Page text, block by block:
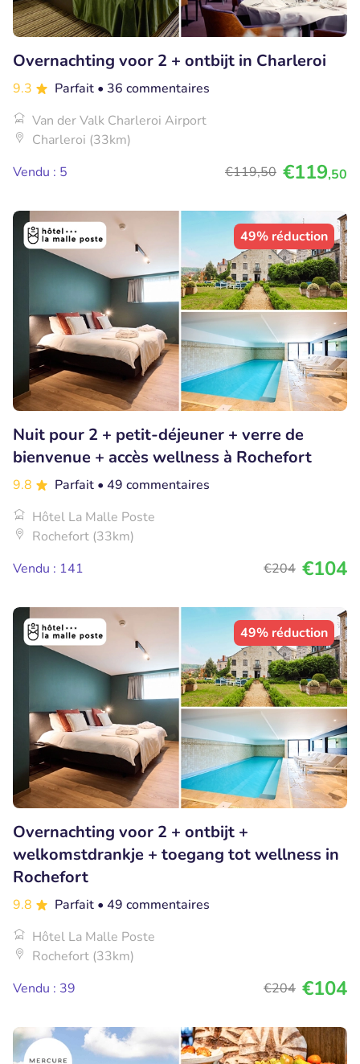
Overnachting voor 2 + ontbijt in Charleroi
9.3 Parfait • 36 commentaires
Van der Valk Charleroi Airport
Charleroi (33km)
Vendu : 5
€119,50 €119,50
49% réduction
Nuit pour 2 + petit-déjeuner + verre de
bienvenue + accès wellness à Rochefort
9.8 Parfait • 49 commentaires
Hôtel La Malle Poste
Rochefort (33km)
Vendu : 141
€204 €104
49% réduction
Overnachting voor 2 + ontbijt +
welkomstdrankje + toegang tot wellness in
Rochefort
9.8 Parfait • 49 commentaires
Hôtel La Malle Poste
Rochefort (33km)
Vendu : 39
€204 €104